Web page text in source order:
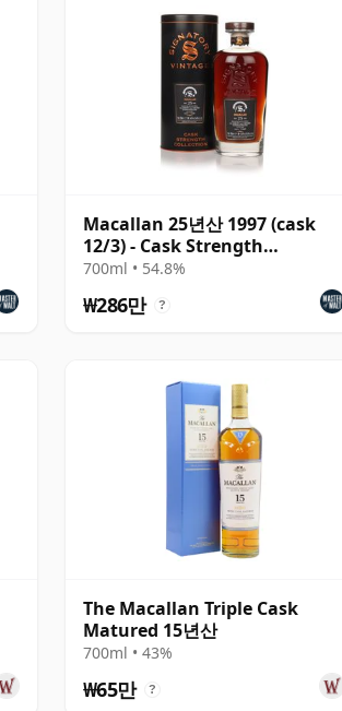
Macallan 25년산 1997 (cask
12/3) - Cask Strength
Collection
700ml • 54.8%
₩286만 ?
The Macallan Triple Cask
Matured 15년산
700ml • 43%
₩65만 ?